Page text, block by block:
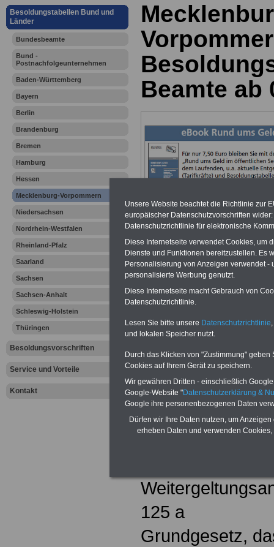
Besoldungstabellen Bund und
Länder
Bundesbeamte
Bund -
Postnachfolgeunternehmen
Baden-Württemberg
Bayern
Berlin
Brandenburg
Bremen
Hamburg
Hessen
Mecklenburg-Vorpommern
Niedersachsen
Nordrhein-Westfalen
Rheinland-Pfalz
Saarland
Sachsen
Sachsen-Anhalt
Schleswig-Holstein
Thüringen
Besoldungsvorschriften
Service und Vorteile
Kontakt
Beamte ab
Januar
danach
Wesentliche
waren und sind
125 a
Grundgesetz,
Unsere Website beachtet die Richtlinie zur
europäischer Datenschutzvorschriften
Datenschutzrichtlinie für elektronische
Diese Internetseite verwendet Cookies, um
Dienste und Funktionen bereitzustellen. Es
Personalisierung von Anzeigen verwendet
personalisierte Werbung genutzt.
Diese Internetseite macht Gebrauch von
Datenschutzrichtlinie.
Lesen Sie bitte unsere Datenschutzrichtlinie
und lokalen Speicher nutzt.
Durch das Klicken von "Zustimmung"
Cookies auf Ihrem Gerät zu speichern.
Wir gewähren Dritten - einschließlich
Google-Website "Datenschutzerklärung &
Google ihre personenbezogenen Daten
Dürfen wir Ihre Daten nutzen, um
erheben Daten und verwenden